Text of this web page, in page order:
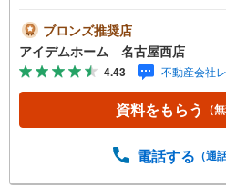
搭載☆◆蘇原第二小学校ま
□■□■物件のご案内について
時が決まりましたらご相談
ます（年末年始を除く）水
りでもご案内致します。
■□■□店舗内にキッズルー
相談について■□■□物件選
ブロンズ推奨店
アイデムホーム 名古屋西店
4.43 不動産会社
資料をもらう （
電話する （通